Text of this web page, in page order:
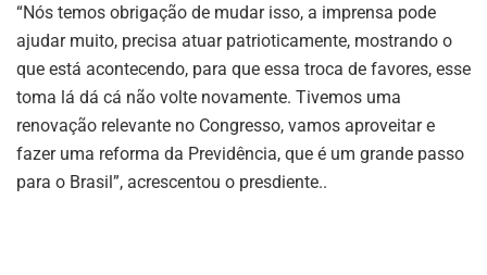
“Nós temos obrigação de mudar isso, a imprensa pode
ajudar muito, precisa atuar patrioticamente, mostrando o
que está acontecendo, para que essa troca de favores, esse
toma lá dá cá não volte novamente. Tivemos uma
renovação relevante no Congresso, vamos aproveitar e
fazer uma reforma da Previdência, que é um grande passo
para o Brasil”, acrescentou o presdiente..